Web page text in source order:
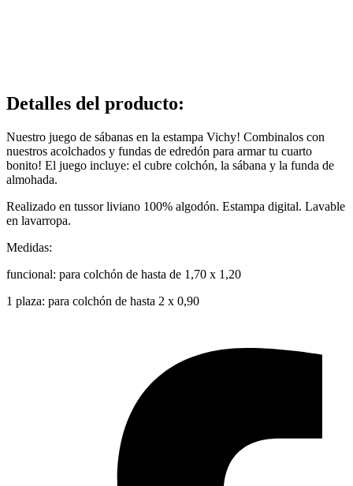
Detalles del producto:
Nuestro juego de sábanas en la estampa Vichy! Combinalos con
nuestros acolchados y fundas de edredón para armar tu cuarto
bonito! El juego incluye: el cubre colchón, la sábana y la funda de
almohada.
Realizado en tussor liviano 100% algodón. Estampa digital. Lavable
en lavarropa.
Medidas:
funcional: para colchón de hasta de 1,70 x 1,20
1 plaza: para colchón de hasta 2 x 0,90